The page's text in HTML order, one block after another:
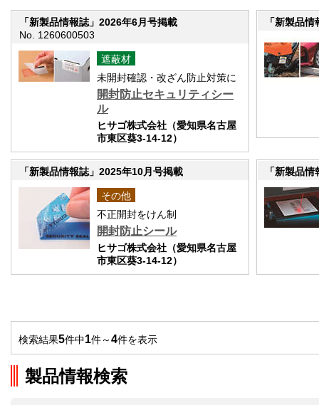
「新製品情報誌」2026年6月号掲載
No. 1260600503
遮蔽材
未開封確認・改ざん防止対策に
開封防止セキュリティシー
ル
ヒサゴ株式会社（愛知県名古屋
市東区葵3-14-12）
「新製品
「新製品情報誌」2025年10月号掲載
その他
不正開封をけん制
開封防止シール
ヒサゴ株式会社（愛知県名古屋
市東区葵3-14-12）
「新製品
検索結果5件中1件～4件を表示
製品情報検索